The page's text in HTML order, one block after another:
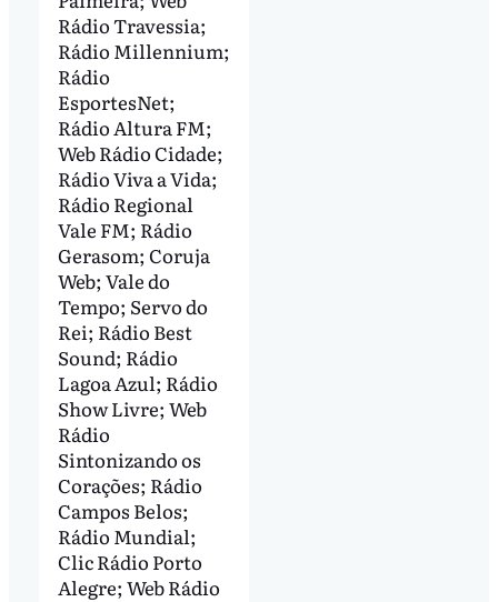
Rádio Travessia;
Rádio Millennium;
Rádio
EsportesNet;
Rádio Altura FM;
Web Rádio Cidade;
Rádio Viva a Vida;
Rádio Regional
Vale FM; Rádio
Gerasom; Coruja
Web; Vale do
Tempo; Servo do
Rei; Rádio Best
Sound; Rádio
Lagoa Azul; Rádio
Show Livre; Web
Rádio
Sintonizando os
Corações; Rádio
Campos Belos;
Rádio Mundial;
Clic Rádio Porto
Alegre; Web Rádio